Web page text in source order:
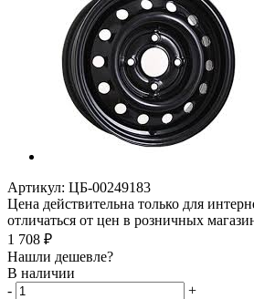
Артикул: ЦБ-00249183
Цена действительна только для
отличаться от цен в розничных
1 708 ₽
Нашли дешевле?
В наличии
-
+